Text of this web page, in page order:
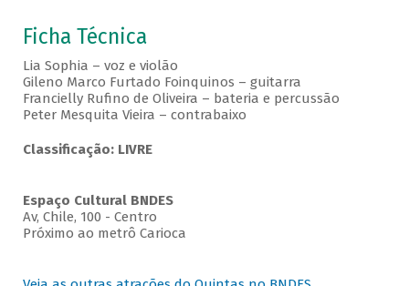
Ficha Técnica
Lia Sophia – voz e violão
Gileno Marco Furtado Foinquinos – guitarra
Francielly Rufino de Oliveira – bateria e percussão
Peter Mesquita Vieira – contrabaixo
Classificação: LIVRE
Espaço Cultural BNDES
Av, Chile, 100 - Centro
Próximo ao metrô Carioca